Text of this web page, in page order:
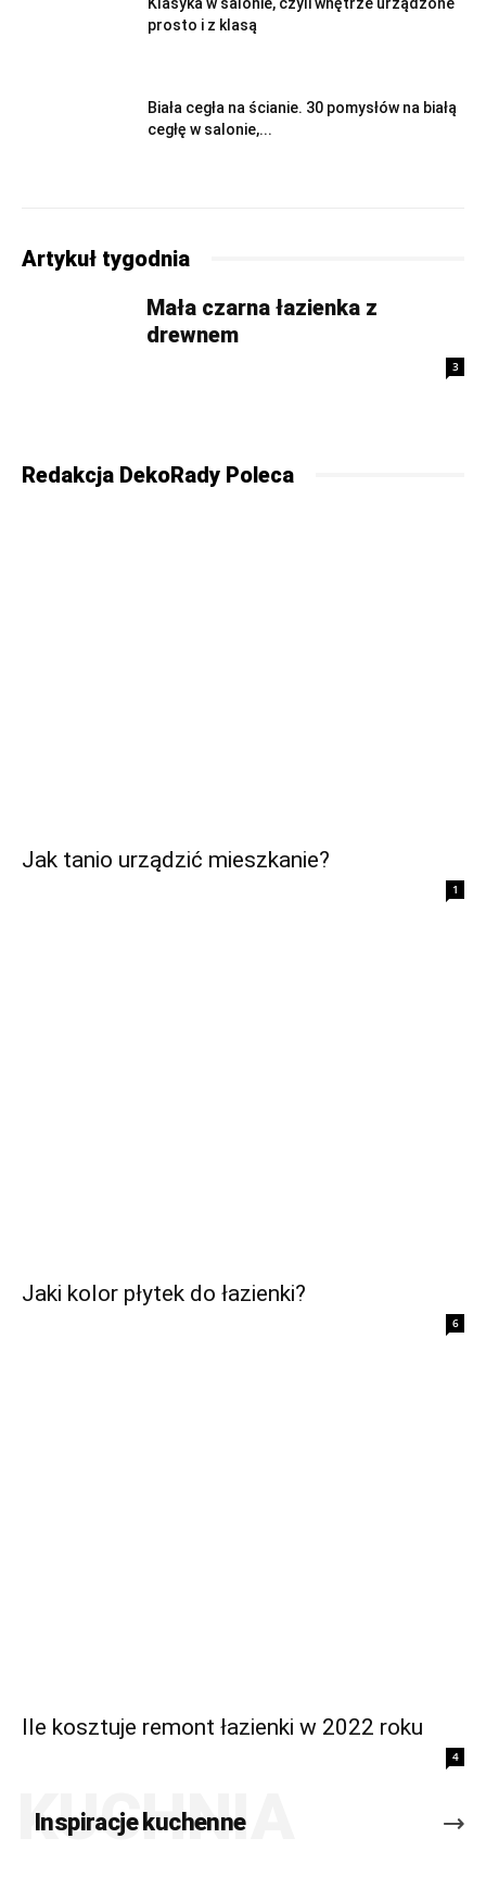
prosto i z klasą
Biała cegła na ścianie. 30 pomysłów na białą
cegłę w salonie,...
Artykuł tygodnia
Mała czarna łazienka z
drewnem
3
Redakcja DekoRady Poleca
Jak tanio urządzić mieszkanie?
1
Jaki kolor płytek do łazienki?
6
Ile kosztuje remont łazienki w 2022 roku
4
Inspiracje kuchenne
KUCHNIA